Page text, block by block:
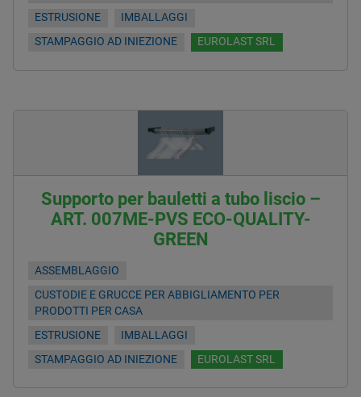
ESTRUSIONE
IMBALLAGGI
STAMPAGGIO AD INIEZIONE
EUROLAST SRL
Supporto per bauletti a tubo liscio –
ART. 007ME-PVS ECO-QUALITY-
GREEN
ASSEMBLAGGIO
CUSTODIE E GRUCCE PER ABBIGLIAMENTO PER
PRODOTTI PER CASA
ESTRUSIONE
IMBALLAGGI
STAMPAGGIO AD INIEZIONE
EUROLAST SRL